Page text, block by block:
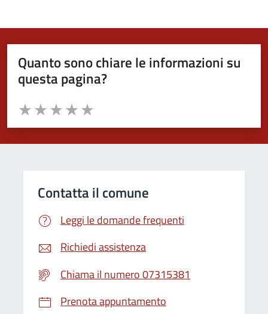
Quanto sono chiare le informazioni su
questa pagina?
Valuta da 1 a 5 stelle la pagina
Valuta 5 stelle su 5
Valuta 4 stelle su 5
Valuta 3 stelle su 5
Valuta 2 stelle su 5
Valuta 1 stelle su 5
Contatta il comune
Leggi le domande frequenti
Richiedi assistenza
Chiama il numero 07315381
Prenota appuntamento